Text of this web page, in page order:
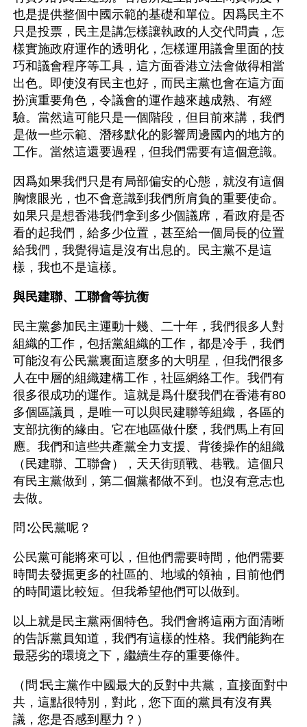
也是提供整個中國示範的基礎和單位。因爲民主不
只是投票，民主是講怎樣讓執政的人交代問責，怎
樣實施政府運作的透明化，怎樣運用議會里面的技
巧和議會程序等工具，這方面香港立法會做得相當
出色。即使沒有民主也好，而民主黨也會在這方面
扮演重要角色，令議會的運作越來越成熟、有經
驗。當然這可能只是一個階段，但目前來講，我們
是做一些示範、潛移默化的影響周邊國內的地方的
工作。當然這還要過程，但我們需要有這個意識。
因爲如果我們只是有局部偏安的心態，就沒有這個
胸懷眼光，也不會意識到我們所肩負的重要使命。
如果只是想香港我們拿到多少個議席，看政府是否
看的起我們，給多少位置，甚至給一個局長的位置
給我們，我覺得這是沒有出息的。民主黨不是這
樣，我也不是這樣。
與民建聯、工聯會等抗衡
民主黨參加民主運動十幾、二十年，我們很多人對
組織的工作，包括黨組織的工作，都是冷手，我們
可能沒有公民黨裏面這麼多的大明星，但我們很多
人在中層的組織建構工作，社區網絡工作。我們有
很多很成功的運作。這就是爲什麼我們在香港有80
多個區議員，是唯一可以與民建聯等組織，各區的
支部抗衡的緣由。它在地區做什麼，我們馬上有回
應。我們和這些共產黨全力支援、背後操作的組織
（民建聯、工聯會），天天街頭戰、巷戰。這個只
有民主黨做到，第二個黨都做不到。也沒有意志也
去做。
問∶公民黨呢？
公民黨可能將來可以，但他們需要時間，他們需要
時間去發掘更多的社區的、地域的領袖，目前他們
的時間還比較短。但我希望他們可以做到。
以上就是民主黨兩個特色。我們會將這兩方面清晰
的告訴黨員知道，我們有這樣的性格。我們能夠在
最惡劣的環境之下，繼續生存的重要條件。
（問∶民主黨作中國最大的反對中共黨，直接面對中
共，這點很特別，對此，您下面的黨員有沒有異
議，您是否感到壓力？）